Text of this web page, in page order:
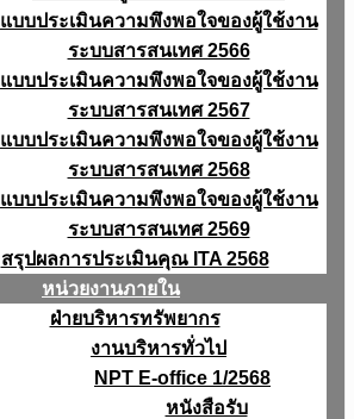
แบบประเมินความพึงพอใจของผู้ใช้งาน
ระบบสารสนเทศ 2566
แบบประเมินความพึงพอใจของผู้ใช้งาน
ระบบสารสนเทศ 2567
แบบประเมินความพึงพอใจของผู้ใช้งาน
ระบบสารสนเทศ 2568
แบบประเมินความพึงพอใจของผู้ใช้งาน
ระบบสารสนเทศ 2569
สรุปผลการประเมินคุณ ITA 2568
หน่วยงานภายใน
ฝ่ายบริหารทรัพยากร
งานบริหารทั่วไป
NPT E-office 1/2568
หนังสือรับ